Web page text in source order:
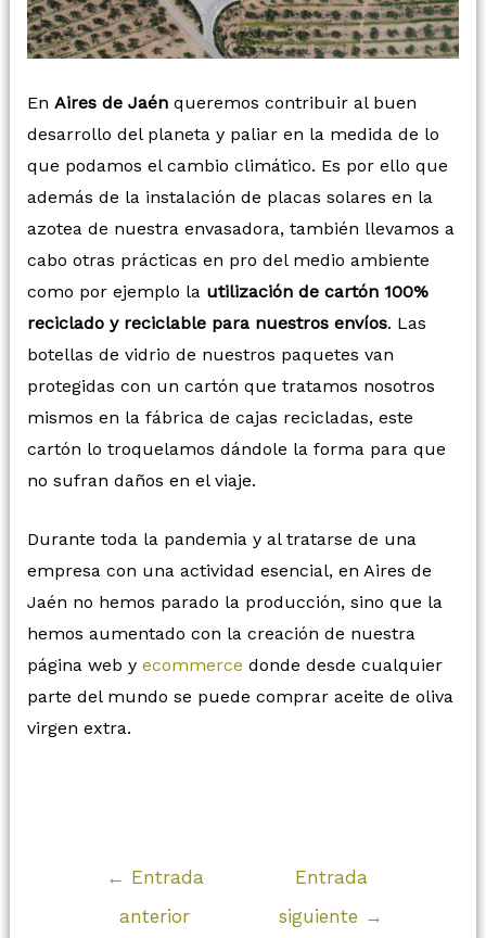
En Aires de Jaénqueremos contribuir al buen
desarrollo del planeta y paliar en la medida de lo
que podamos el cambio climático. Es por ello que
además de la instalación de placas solares en la
azotea de nuestra envasadora, también llevamos a
cabo otras prácticas en pro del medio ambiente
como por ejemplo la utilización de cartón 100%
reciclado y reciclable para nuestros envíos. Las
botellas de vidrio de nuestros paquetes van
protegidas con un cartón que tratamos nosotros
mismos en la fábrica de cajas recicladas, este
cartón lo troquelamos dándole la forma para que
no sufran daños en el viaje.
Durante toda la pandemia y al tratarse de una
empresa con una actividad esencial, en Aires de
Jaén no hemos parado la producción, sino que la
hemos aumentado con la creación de nuestra
página web y ecommerce donde desde cualquier
parte del mundo se puede comprar aceite de oliva
virgen extra.
← Entrada
anterior
Entrada
siguiente →